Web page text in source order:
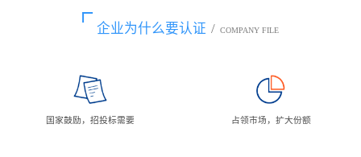
企业为什么要认证 / COMPANY FILE
国家鼓励，招投标需要 占领市场，扩大份额